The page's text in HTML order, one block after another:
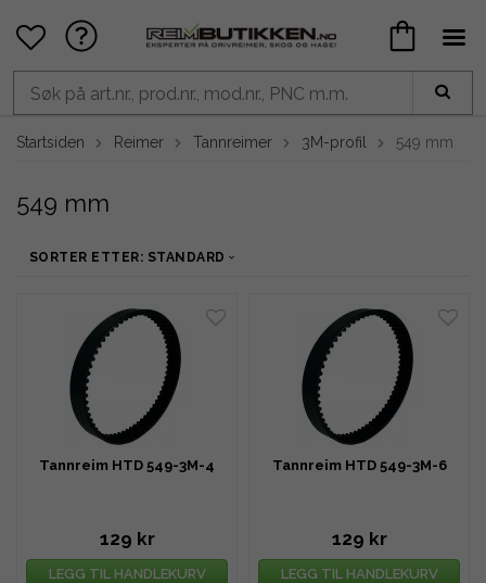
Startsiden Reimer Tannreimer 3M-profil 549 mm
549 mm
SORTER ETTER: STANDARD
Tannreim HTD 549-3M-4
129 kr
LEGG TIL HANDLEKURV
Tannreim HTD 549-3M-6
129 kr
LEGG TIL HANDLEKURV